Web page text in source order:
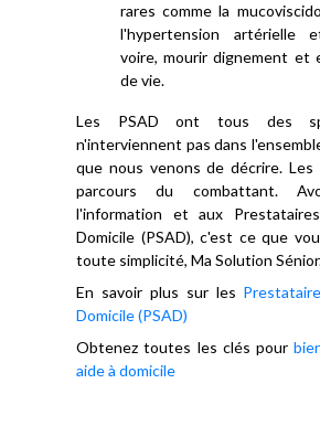
rares comme la
l'hypertension artérielle
voire, mourir dignement et
de vie.
Les PSAD ont tous des
n'interviennent pas dans
que nous venons de décrire.
parcours du combattant.
l'information et aux
Domicile (PSAD), c'est ce que
toute simplicité, Ma Solution
En savoir plus sur les
Domicile (PSAD)
Obtenez toutes les clés pour
aide à domicile